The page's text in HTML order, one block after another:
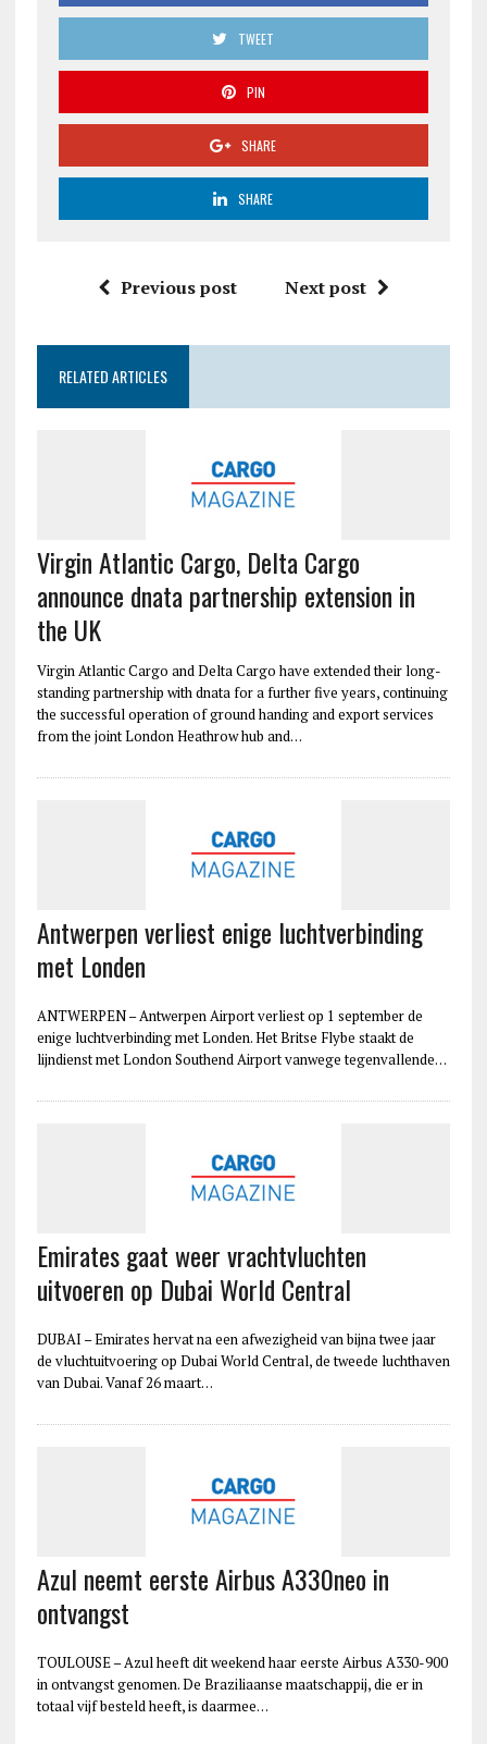
TWEET
PIN
SHARE
SHARE
Previous post Next post
RELATED ARTICLES
Virgin Atlantic Cargo, Delta Cargo
announce dnata partnership extension in
the UK
Virgin Atlantic Cargo and Delta Cargo have extended their long-
standing partnership with dnata for a further five years, continuing
the successful operation of ground handing and export services
from the joint London Heathrow hub and…
Antwerpen verliest enige luchtverbinding
met Londen
ANTWERPEN – Antwerpen Airport verliest op 1 september de
enige luchtverbinding met Londen. Het Britse Flybe staakt de
lijndienst met London Southend Airport vanwege tegenvallende…
Emirates gaat weer vrachtvluchten
uitvoeren op Dubai World Central
DUBAI – Emirates hervat na een afwezigheid van bijna twee jaar
de vluchtuitvoering op Dubai World Central, de tweede luchthaven
van Dubai. Vanaf 26 maart…
Azul neemt eerste Airbus A330neo in
ontvangst
TOULOUSE – Azul heeft dit weekend haar eerste Airbus A330-900
in ontvangst genomen. De Braziliaanse maatschappij, die er in
totaal vijf besteld heeft, is daarmee…